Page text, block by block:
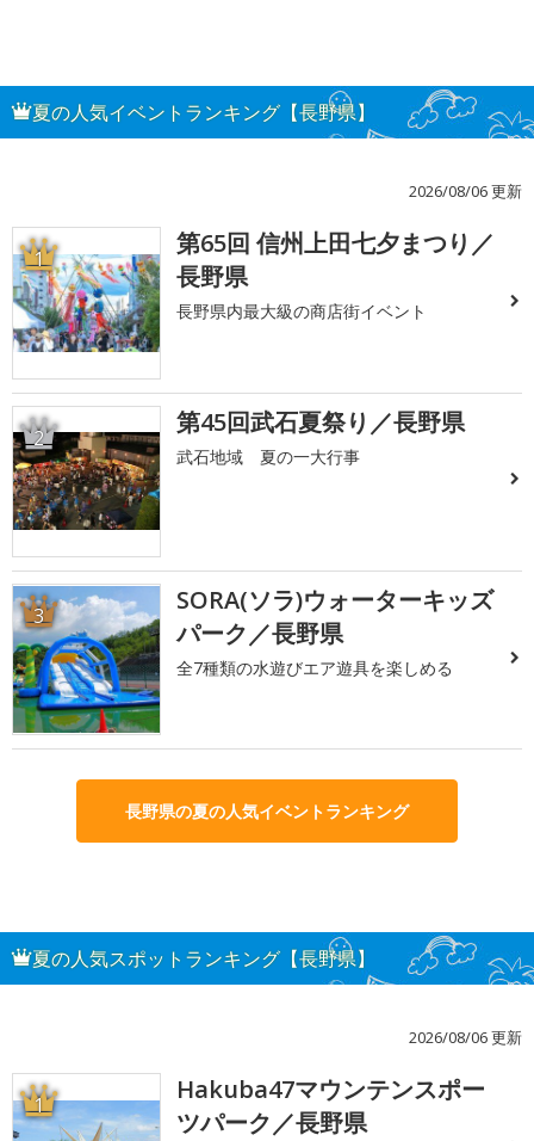
夏の人気イベントランキング【長野県】
2026/08/06 更新
1
第65回 信州上田七夕まつり／
長野県
長野県内最大級の商店街イベント
2 第45回武石夏祭り／長野県
武石地域 夏の一大行事
3
SORA(ソラ)ウォーターキッズ
パーク／長野県
全7種類の水遊びエア遊具を楽しめる
長野県の夏の人気イベントランキング
夏の人気スポットランキング【長野県】
2026/08/06 更新
1
Hakuba47マウンテンスポー
ツパーク／長野県